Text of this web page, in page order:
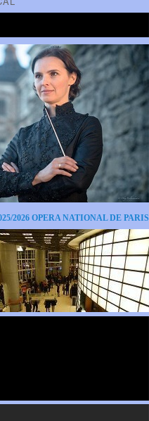
2026 OPERA NATIONAL DE PARIS